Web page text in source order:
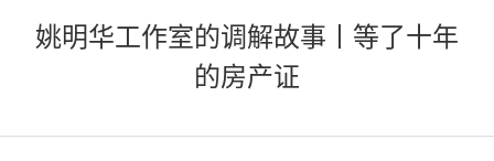
姚明华工作室的调解故事丨等了十年
的房产证